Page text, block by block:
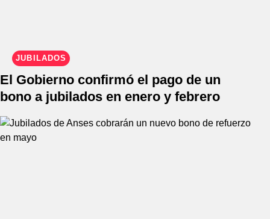
JUBILADOS
El Gobierno confirmó el pago de un
bono a jubilados en enero y febrero